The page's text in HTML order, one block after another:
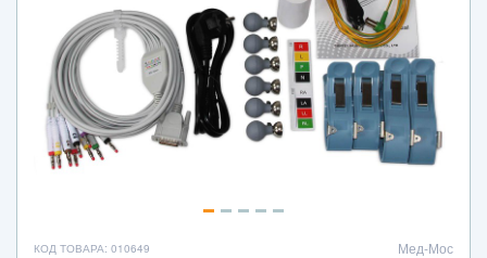
КОД ТОВАРА: 010649 Мед-Мос